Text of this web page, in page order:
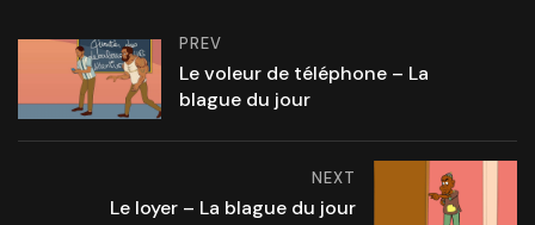
PREV
Le voleur de téléphone – La
blague du jour
NEXT
Le loyer – La blague du jour